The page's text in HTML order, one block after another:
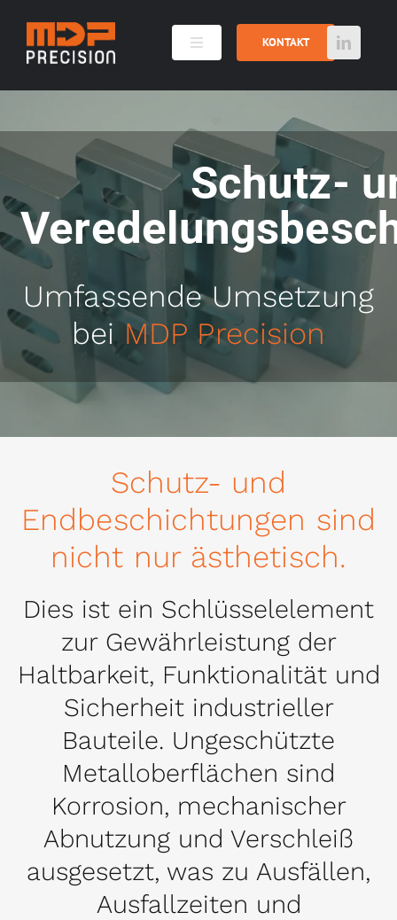
content
Toggle
Metall- und Kunststoffbearbeitung
Maschinenpark
Galerie
Die Belegschaft
KONTAKT
Schutz-
Umfassende Umsetzung
beiMDP Precision
Schutz- und
Endbeschichtungen sind
nicht nur ästhetisch.
Dies ist ein Schlüsselelement
zur Gewährleistung der
Haltbarkeit, Funktionalität und
Sicherheit industrieller
Bauteile. Ungeschützte
Metalloberflächen sind
Korrosion, mechanischer
Abnutzung und Verschleiß
ausgesetzt, was zu Ausfällen,
Ausfallzeiten und